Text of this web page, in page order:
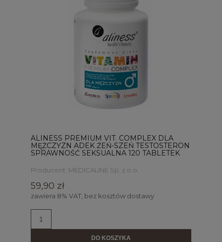
ALINESS PREMIUM VIT. COMPLEX DLA
MĘŻCZYZN ADEK ŹEŃ-SZEŃ TESTOSTERON
SPRAWNOŚĆ SEKSUALNA 120 TABLETEK
Producent: MEDICALINE Sp. z o.o.
59,90 zł
zawiera 8% VAT, bez kosztów dostawy
DO KOSZYKA